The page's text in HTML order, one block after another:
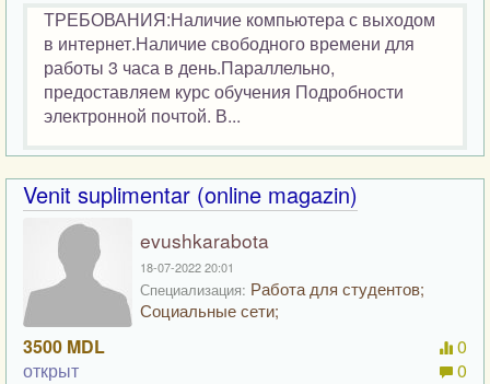
ТРЕБОВАНИЯ:Наличие компьютера с выходом
в интернет.Наличие свободного времени для
работы 3 часа в день.Параллельно,
предоставляем курс обучения Подробности
электронной почтой. В...
Venit suplimentar (online magazin)
evushkarabota
18-07-2022 20:01
Специализация: Работа для студентов;
Социальные сети;
3500 MDL
открыт
0
0